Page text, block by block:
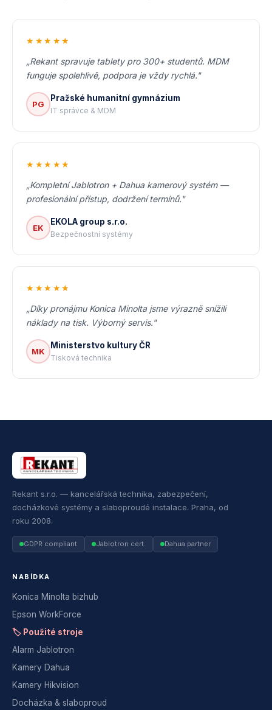
★★★★★
„Rekant spravuje tablety pro 300+ studentů. MDM
funguje spolehlivě, podpora je vždy rychlá."
PG
Pražské humanitní gymnázium
IT správce & MDM
★★★★★
„Kompletní Jablotron + Dahua kamerový systém —
profesionální přístup, dodržení termínů."
EK
EKOLA group s.r.o.
Bezpečnostní systémy
★★★★★
„Díky pronájmu Konica Minolta jsme výrazně snížili
náklady na tisk. Výborný servis."
MK
Ministerstvo kultury ČR
Tisková technika
Rekant s.r.o. — kancelářská technika, zabezpečení,
docházkové systémy a slaboproudé instalace. Praha, od
roku 2008.
GDPR compliant Jablotron cert. Dahua partner
NABÍDKA
Konica Minolta bizhub
Epson WorkForce
🏷 Použité stroje
Alarm Jablotron
Kamery Dahua
Kamery Hikvision
Docházka & slaboproud